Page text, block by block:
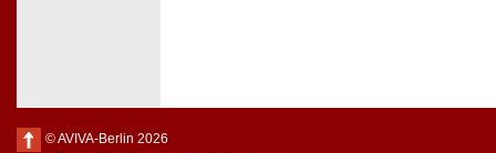
© AVIVA-Berlin 2026